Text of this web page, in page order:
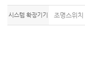
시스템 확장기기 조명스위